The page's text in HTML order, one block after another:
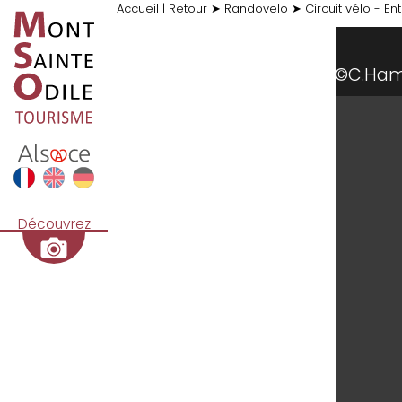
Accueil | Retour ➤ Randovelo ➤ Circuit vélo -
Découvrez